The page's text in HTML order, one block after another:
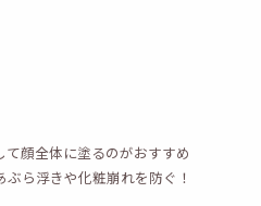
顔全体に塗るのがおすすめ
ら浮きや化粧崩れを防ぐ！